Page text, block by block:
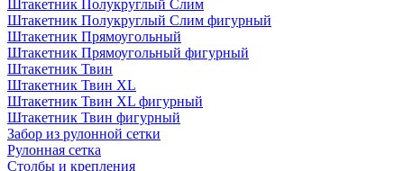
Штакетник Полукруглый Слим
Штакетник Полукруглый Слим фигурный
Штакетник Прямоугольный
Штакетник Прямоугольный фигурный
Штакетник Твин
Штакетник Твин XL
Штакетник Твин XL фигурный
Штакетник Твин фигурный
Забор из рулонной сетки
Рулонная сетка
Столбы и крепления